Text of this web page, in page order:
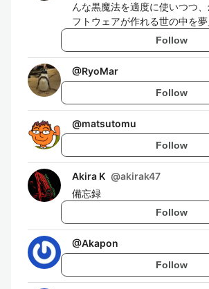
んな黒魔法を適度に使いつつ
フトウェアが作れる世の中を夢
Follow
@RyoMar
Follow
@matsutomu
Follow
Akira K @akirak47
備忘録
Follow
@Akapon
Follow